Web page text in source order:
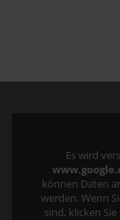
Es wird
können Daten
werden. Wenn
sind, klicken